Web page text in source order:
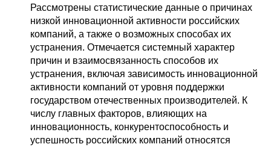
Рассмотрены статистические данные о причинах
низкой инновационной активности российских
компаний, а также о возможных способах их
устранения. Отмечается системный характер
причин и взаимосвязанность способов их
устранения, включая зависимость инновационной
активности компаний от уровня поддержки
государством отечественных производителей. К
числу главных факторов, влияющих на
инновационность, конкурентоспособность и
успешность российских компаний относятся